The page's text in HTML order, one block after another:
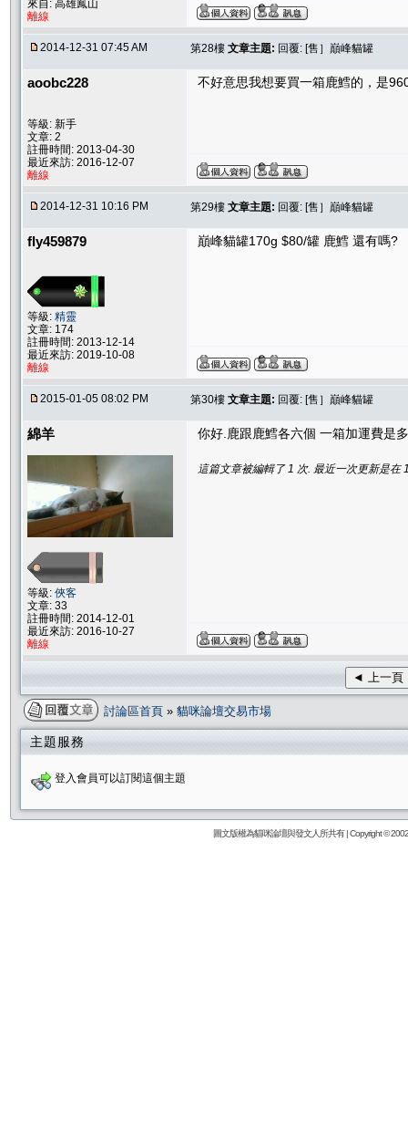
來自: 高雄鳳山
離線
2014-12-31 07:45 AM 第28樓 文章主題: 回覆: [售］巔峰貓罐
aoobc228
等級: 新手
文章: 2
註冊時間: 2013-04-30
最近來訪: 2016-12-07
離線
不好意思我想要買一箱鹿鱈的，是
2014-12-31 10:16 PM 第29樓 文章主題: 回覆: [售］巔峰貓罐
fly459879
等級: 精靈
文章: 174
註冊時間: 2013-12-14
最近來訪: 2019-10-08
離線
巔峰貓罐170g $80/罐 鹿鱈 還有嗎?
2015-01-05 08:02 PM 第30樓 文章主題: 回覆: [售］巔峰貓罐
綿羊
等級: 俠客
文章: 33
註冊時間: 2014-12-01
最近來訪: 2016-10-27
離線
你好.鹿跟鹿鱈各六個 一箱加運費是
這篇文章被編輯了 1 次. 最近一次更新是在
◄ 上一頁
討論區首頁 » 貓咪論壇交易市場
主題服務
登入會員可以訂閱這個主題
圖文版權為貓咪論壇與發文人所共有 | Copyright ©